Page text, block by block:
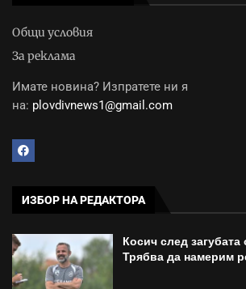
Общи условия
За реклама
Имате новина? Изпратете ни я
на: plovdivnews1@gmail.com
ИЗБОР НА РЕДАКТОРА
Косич след загубата
Трябва да намерим